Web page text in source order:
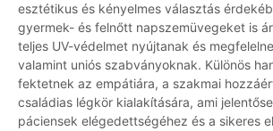
esztétikus és kényelmes választás
gyermek- és felnőtt napszemüvegeket is
teljes UV-védelmet nyújtanak és
valamint uniós szabványoknak. Különös
fektetnek az empátiára, a szakmai
családias légkör kialakítására, ami
páciensek elégedettségéhez és a sikeres